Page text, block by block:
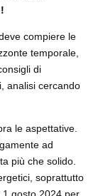
compiere le
temporale,
di
analisi cercando
le aspettative.
ad
più che solido.
soprattutto
gosto 2024 per